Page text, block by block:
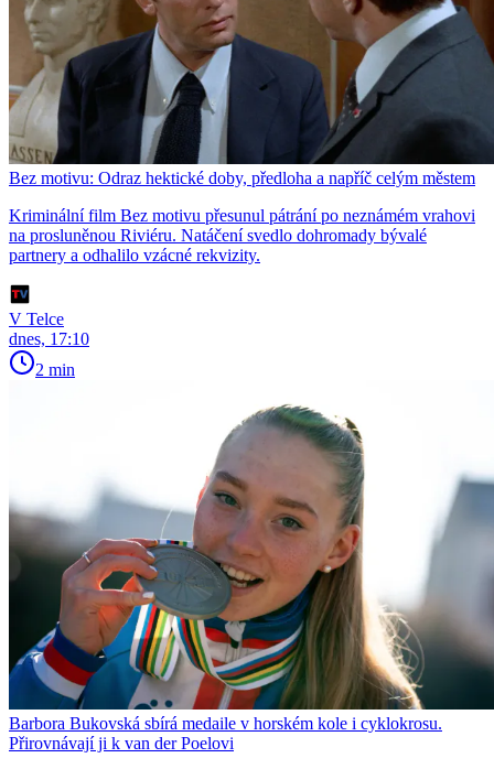
Bez motivu: Odraz hektické doby, předloha a napříč celým městem
Kriminální film Bez motivu přesunul pátrání po neznámém vrahovi
na prosluněnou Riviéru. Natáčení svedlo dohromady bývalé
partnery a odhalilo vzácné rekvizity.
V Telce
dnes, 17:10
2 min
Barbora Bukovská sbírá medaile v horském kole i cyklokrosu.
Přirovnávají ji k van der Poelovi